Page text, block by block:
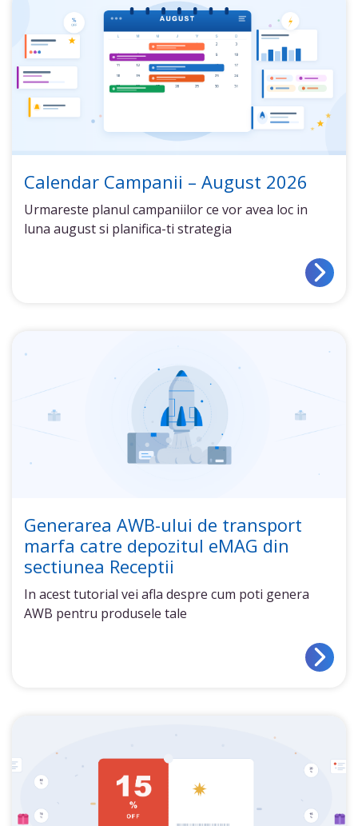
Calendar Campanii – August 2026
Urmareste planul campaniilor ce vor avea loc in
luna august si planifica-ti strategia
Generarea AWB-ului de transport
marfa catre depozitul eMAG din
sectiunea Receptii
In acest tutorial vei afla despre cum poti genera
AWB pentru produsele tale